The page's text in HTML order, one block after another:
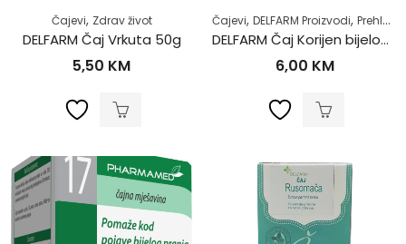
Čajevi, Zdrav život
DELFARM Čaj Vrkuta 50g
5,50 KM
Čajevi, DELFARM Proizvodi, Prehlada i gripa
DELFARM Čaj Korijen bijelog sljeza 50g
6,00 KM